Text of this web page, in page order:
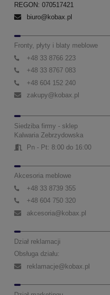
REGON: 070517421
biuro@kobax.pl
Fronty, płyty i blaty meblowe
+48 33 8766 223
+48 33 8767 083
+48 604 152 240
zakupy@kobax.pl
Siedziba firmy - sklep
Kalwaria Zebrzydowska
Pn - Pt: 8:00 do 16:00
Akcesoria meblowe
+48 33 8739 355
+48 604 750 320
akcesoria@kobax.pl
Dział reklamacji
Obsługa działu:
reklamacje@kobax.pl